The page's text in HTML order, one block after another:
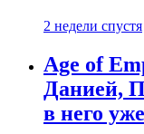
2 недели спустя
Age of
Данией,
в него